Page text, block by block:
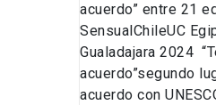
acuerdo” entre 21
SensualChileUC
Gualadajara 2024
acuerdo”segundo
acuerdo con